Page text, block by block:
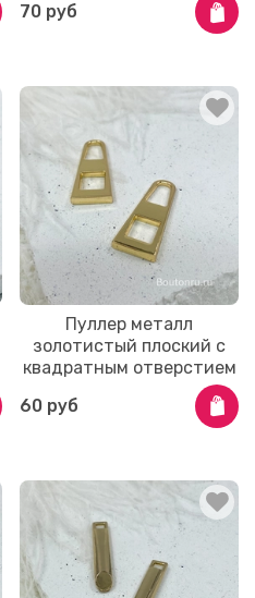
70 руб
Пуллер металл
золотистый плоский с
квадратным отверстием
60 руб